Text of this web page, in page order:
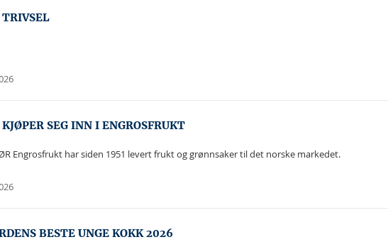
TRIVSEL
SEG INN I ENGROSFRUKT
Engrosfrukt har siden 1951 levert frukt og grønnsaker til det norske markedet.
BESTE UNGE KOKK 2026